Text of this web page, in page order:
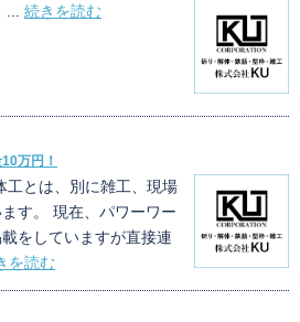
... 続きを読む
万円！
工とは、別に雑工、現場
す。 現在、パワーワー
をしていますが直接連
を読む